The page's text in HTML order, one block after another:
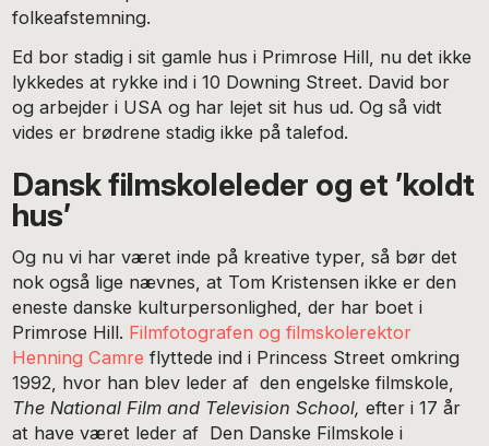
folkeafstemning.
Ed bor stadig i sit gamle hus i Primrose Hill, nu det ikke
lykkedes at rykke ind i 10 Downing Street. David bor
og arbejder i USA og har lejet sit hus ud. Og så vidt
vides er brødrene stadig ikke på talefod.
Dansk filmskoleleder og et ’koldt
hus’
Og nu vi har været inde på kreative typer, så bør det
nok også lige nævnes, at Tom Kristensen ikke er den
eneste danske kulturpersonlighed, der har boet i
Primrose Hill. Filmfotografen og filmskolerektor
Henning Camre flyttede ind i Princess Street omkring
1992, hvor han blev leder af den engelske filmskole,
The National Film and Television School,efter i 17 år
at have været leder af Den Danske Filmskole i